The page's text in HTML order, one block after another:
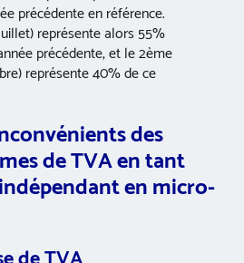
précédente en référence.
représente alors 55%
précédente, et le 2ème
représente 40% de ce
des
de TVA en tant
en micro-